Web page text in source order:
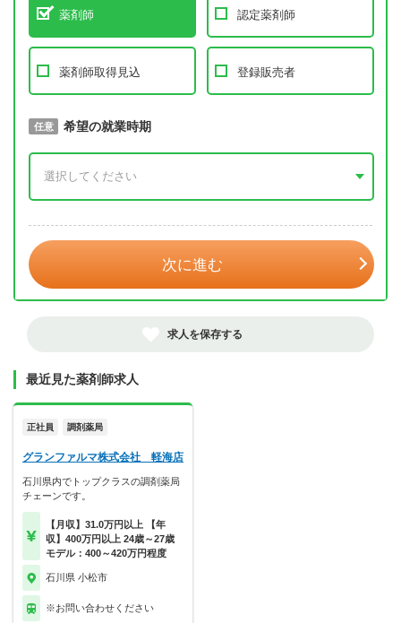
薬剤師 認定薬剤師
薬剤師取得見込 登録販売者
必須 取得予定年
任意 希望の就業時期
次に進む
求人を保存する
最近見た薬剤師求人
正社員 調剤薬局
グランファルマ株式会社 軽海店
石川県内でトップクラスの調剤薬局
チェーンです。
【月収】31.0万円以上 【年
収】400万円以上 24歳～27歳
モデル：400～420万円程度
石川県 小松市
※お問い合わせください